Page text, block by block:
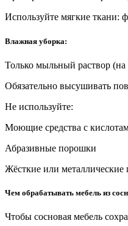
Используйте мягкие ткани:
Влажная уборка:
Только мыльный раствор (на
Обязательно высушивать
Не используйте:
Моющие средства с
Абразивные порошки
Жёсткие или металлические
Чем обрабатывать мебель из
Чтобы сосновая мебель